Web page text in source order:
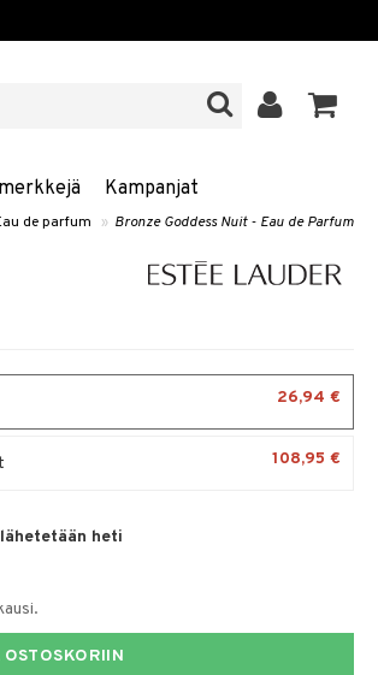
Kampanjat
de parfum » Bronze Goddess Nuit - Eau de Parfum
26,94 €
108,95 €
heti